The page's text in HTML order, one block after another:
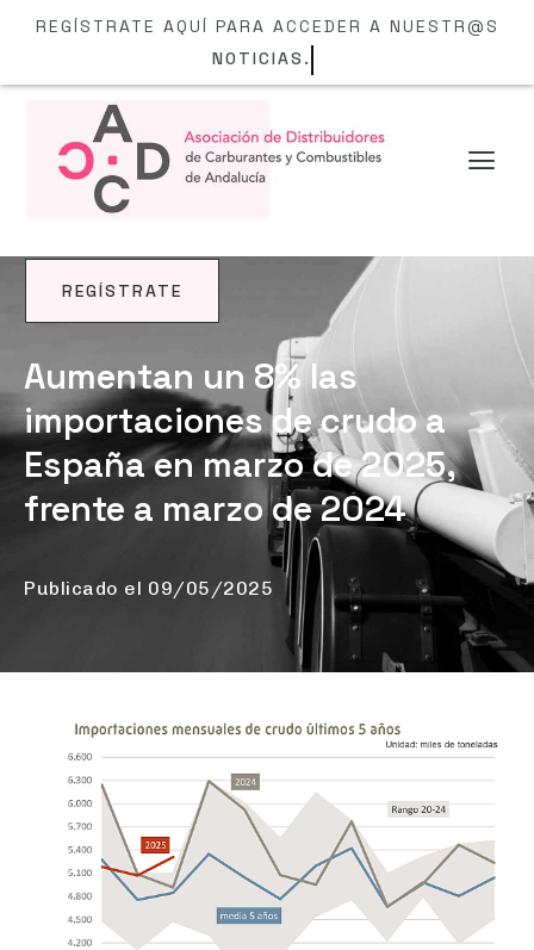
REGÍSTRATE AQUÍ PARA ACCEDER A NUESTR@S
NOTICIAS.
REGÍSTRATE
NOTICIAS
Aumentan un 8% las
importaciones de crudo a
España en marzo de 2025,
frente a marzo de 2024
Publicado el 09/05/2025